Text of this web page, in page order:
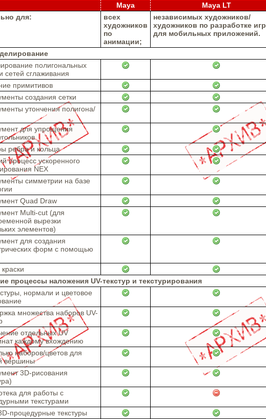
Maya
Maya LT
для:
всех
художников
по
анимации;
независимых художников/
художников по разработке игр
для мобильных приложений.
полигональных
сетей сглаживания
примитивов
создания сетки
утончения полигона/
для упрощения
ребра и кольца
процесс ускоренного
NEX
симметрии на базе
Quad Draw
Multi-cut (для
вырезки
элементов)
для создания
форм с помощью
процессы наложения UV-текстур и текстурирования
нормали и цветовое
множества наборов UV-
отдельных UV
каждому вхождению
наборов/цветов для
вершины
3D-рисования
для работы с
текстурами
процедурные текстуры